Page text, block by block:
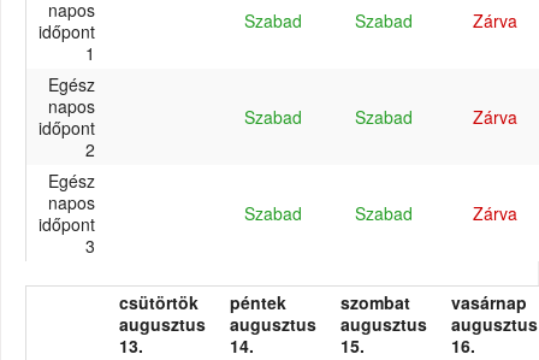
napos
időpont
1
Szabad Szabad Zárva
Egész
napos
időpont
2
Szabad Szabad Zárva
Egész
napos
időpont
3
Szabad Szabad Zárva
csütörtök
augusztus
13.
péntek
augusztus
14.
szombat
augusztus
15.
vasárnap
augusztus
16.